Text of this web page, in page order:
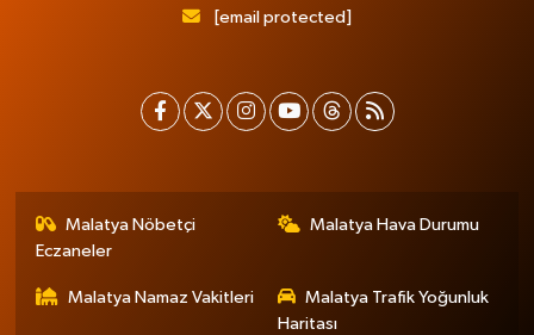
[email protected]
Malatya Nöbetçi
Eczaneler
Malatya Hava Durumu
Malatya Namaz Vakitleri
Malatya Trafik Yoğunluk
Haritası